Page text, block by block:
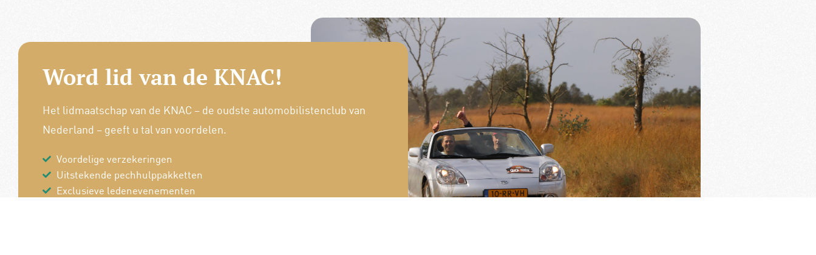
Word lid van de KNAC!
Het lidmaatschap van de KNAC – de oudste automobilistenclub van
Nederland – geeft u tal van voordelen.
Voordelige verzekeringen
Uitstekende pechhulppakketten
Exclusieve ledenevenementen